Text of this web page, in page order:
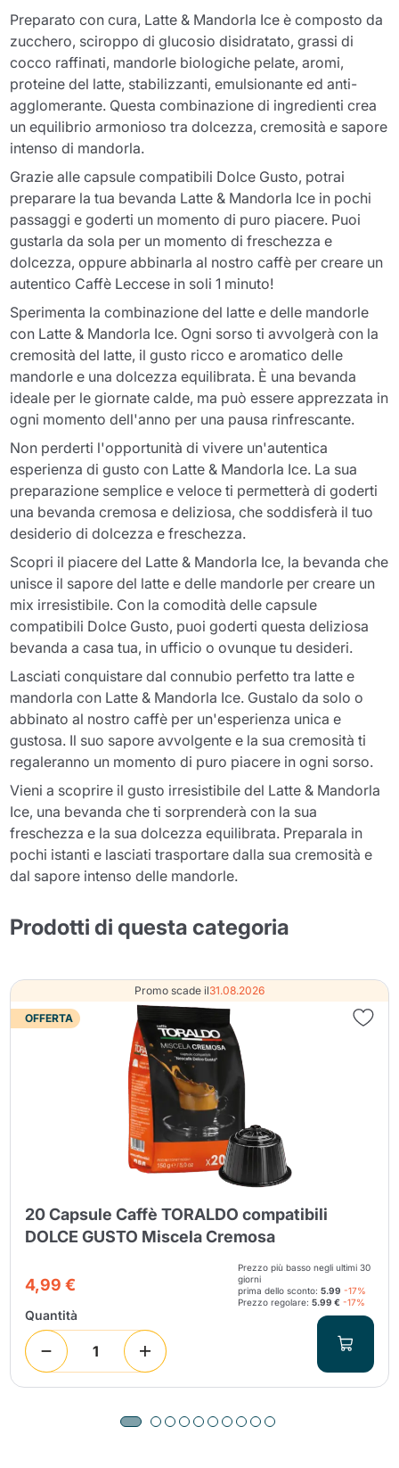
Preparato con cura, Latte & Mandorla Ice è composto da
zucchero, sciroppo di glucosio disidratato, grassi di
cocco raffinati, mandorle biologiche pelate, aromi,
proteine del latte, stabilizzanti, emulsionante ed anti-
agglomerante. Questa combinazione di ingredienti crea
un equilibrio armonioso tra dolcezza, cremosità e sapore
intenso di mandorla.
Grazie alle capsule compatibili Dolce Gusto, potrai
preparare la tua bevanda Latte & Mandorla Ice in pochi
passaggi e goderti un momento di puro piacere. Puoi
gustarla da sola per un momento di freschezza e
dolcezza, oppure abbinarla al nostro caffè per creare un
autentico Caffè Leccese in soli 1 minuto!
Sperimenta la combinazione del latte e delle mandorle
con Latte & Mandorla Ice. Ogni sorso ti avvolgerà con la
cremosità del latte, il gusto ricco e aromatico delle
mandorle e una dolcezza equilibrata. È una bevanda
ideale per le giornate calde, ma può essere apprezzata in
ogni momento dell'anno per una pausa rinfrescante.
Non perderti l'opportunità di vivere un'autentica
esperienza di gusto con Latte & Mandorla Ice. La sua
preparazione semplice e veloce ti permetterà di goderti
una bevanda cremosa e deliziosa, che soddisferà il tuo
desiderio di dolcezza e freschezza.
Scopri il piacere del Latte & Mandorla Ice, la bevanda che
unisce il sapore del latte e delle mandorle per creare un
mix irresistibile. Con la comodità delle capsule
compatibili Dolce Gusto, puoi goderti questa deliziosa
bevanda a casa tua, in ufficio o ovunque tu desideri.
Lasciati conquistare dal connubio perfetto tra latte e
mandorla con Latte & Mandorla Ice. Gustalo da solo o
abbinato al nostro caffè per un'esperienza unica e
gustosa. Il suo sapore avvolgente e la sua cremosità ti
regaleranno un momento di puro piacere in ogni sorso.
Vieni a scoprire il gusto irresistibile del Latte & Mandorla
Ice, una bevanda che ti sorprenderà con la sua
freschezza e la sua dolcezza equilibrata. Preparala in
pochi istanti e lasciati trasportare dalla sua cremosità e
dal sapore intenso delle mandorle.
Prodotti di questa categoria
Promo scade il31.08.2026
OFFERTA
20 Capsule Caffè TORALDO compatibili
DOLCE GUSTO Miscela Cremosa
4,99 €
Prezzo più basso negli ultimi 30
giorni
prima dello sconto:5.99 -17%
Prezzo regolare:5.99 € -17%
Quantità